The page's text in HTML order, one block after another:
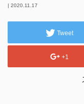
| 2020.11.17
Tweet
+1